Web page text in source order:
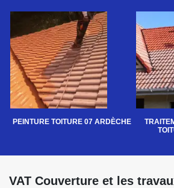
PEINTURE TOITURE 07 ARDÈCHE
VAT Couverture et les